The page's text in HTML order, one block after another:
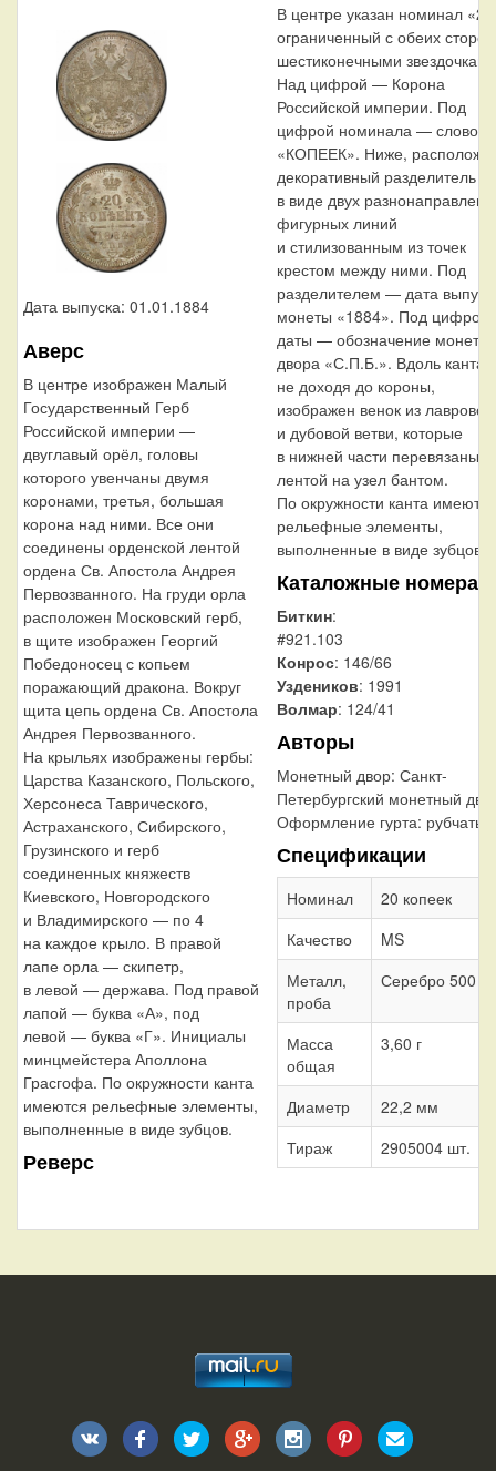
Дата выпуска: 01.01.1884
Аверс
В центре изображен Малый
Государственный Герб
Российской империи —
двуглавый орёл, головы
которого увенчаны двумя
коронами, третья, большая
корона над ними. Все они
соединены орденской лентой
ордена Св. Апостола Андрея
Первозванного. На груди орла
расположен Московский герб,
в щите изображен Георгий
Победоносец с копьем
поражающий дракона. Вокруг
щита цепь ордена Св. Апостола
Андрея Первозванного.
На крыльях изображены гербы:
Царства Казанского, Польского,
Херсонеса Таврического,
Астраханского, Сибирского,
Грузинского и герб
соединенных княжеств
Киевского, Новгородского
и Владимирского — по 4
на каждое крыло. В правой
лапе орла — скипетр,
в левой — держава. Под правой
лапой — буква «А», под
левой — буква «Г». Инициалы
минцмейстера Аполлона
Грасгофа. По окружности канта
имеются рельефные элементы,
выполненные в виде зубцов.
Реверс
В центре указан номинал
ограниченный с обеих сторон
шестиконечными
Над цифрой — Корона
Российской империи. Под
цифрой номинала — слово
«КОПЕЕК». Ниже,
декоративный разделитель
в виде двух
фигурных линий
и стилизованным из точек
крестом между ними. Под
разделителем — дата
монеты «1884». Под цифрой
даты — обозначение
двора «С.П.Б.». Вдоль канта,
не доходя до короны,
изображен венок из лавровой
и дубовой ветви, которые
в нижней части перевязаны
лентой на узел бантом.
По окружности канта имеются
рельефные элементы,
выполненные в виде зубцов.
Каталожные номера
Биткин:
#921.103
Конрос: 146/66
Уздеников: 1991
Волмар: 124/41
Авторы
Монетный двор: Санкт-
Петербургский монетный
Оформление гурта: рубчатый
Спецификации
Номинал
20 копеек
Качество
MS
Металл,
проба
Серебро 500
Масса
общая
3,60 г
Диаметр
22,2 мм
Тираж
2905004 шт.